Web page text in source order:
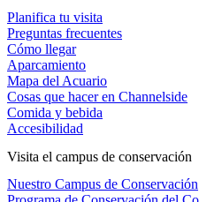
Planifica tu visita
Preguntas frecuentes
Cómo llegar
Aparcamiento
Mapa del Acuario
Cosas que hacer en Channelside
Comida y bebida
Accesibilidad
Visita el campus de conservación
Nuestro Campus de Conservación